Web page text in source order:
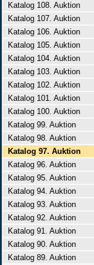
Katalog 108. Auktion
Katalog 107. Auktion
Katalog 106. Auktion
Katalog 105. Auktion
Katalog 104. Auktion
Katalog 103. Auktion
Katalog 102. Auktion
Katalog 101. Auktion
Katalog 100. Auktion
Katalog 99. Auktion
Katalog 98. Auktion
Katalog 97. Auktion
Katalog 96. Auktion
Katalog 95. Auktion
Katalog 94. Auktion
Katalog 93. Auktion
Katalog 92. Auktion
Katalog 91. Auktion
Katalog 90. Auktion
Katalog 89. Auktion